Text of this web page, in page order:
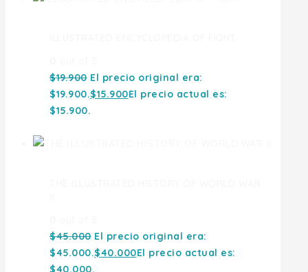
$19.900 El precio original era:
$19.900.$15.900El precio actual es:
$15.900.
$45.000 El precio original era:
$45.000.$40.000El precio actual es:
$40.000.